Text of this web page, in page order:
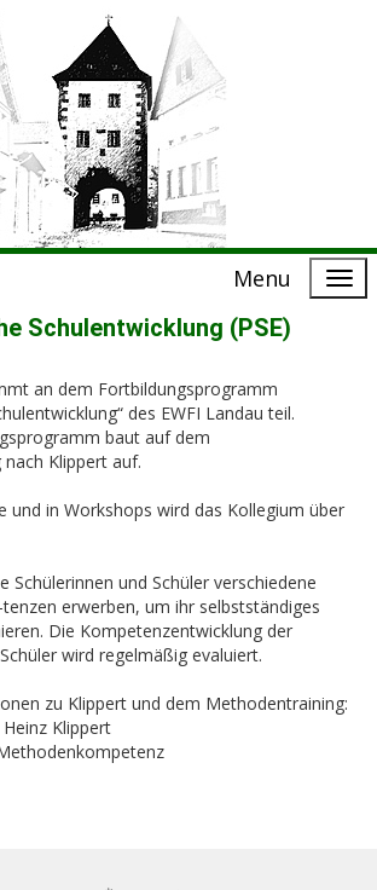
Menu
Schulentwicklung (PSE)
an dem Fortbildungsprogramm
des EWFI Landau teil.
baut auf dem
Klippert auf.
und in Workshops wird das Kollegium über
Schülerinnen und Schüler verschiedene
erwerben, um ihr selbstständiges
Die Kompetenzentwicklung der
wird regelmäßig evaluiert.
zu Klippert und dem Methodentraining:
Heinz Klippert